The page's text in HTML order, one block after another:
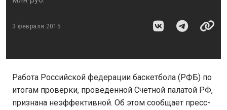
3 февраля 2015
Работа Российской федерации баскетбола (РФБ) по
итогам проверки, проведенной Счетной палатой РФ,
признана неэффективной. Об этом сообщает пресс-